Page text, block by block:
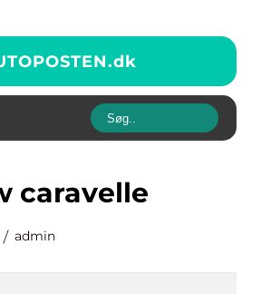
dk
caravelle
admin